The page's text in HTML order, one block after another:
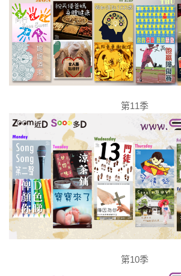
第11季
第10季